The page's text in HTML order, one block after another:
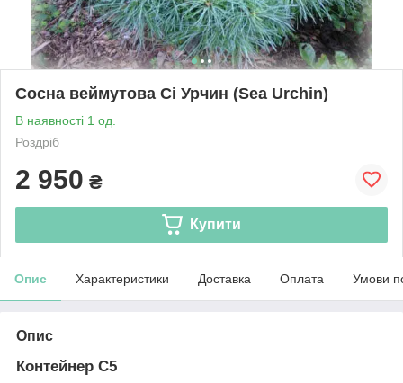
Сосна веймутова Сі Урчин (Sea Urchin)
В наявності 1 од.
Роздріб
2 950 ₴
Купити
Опис Характеристики Доставка Оплата Умови
Опис
Контейнер С5